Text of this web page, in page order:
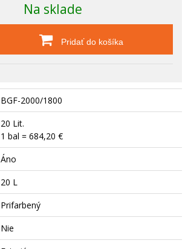
Na sklade
Pridať do košíka
BGF-2000/1800
20 Lit.
1 bal = 684,20 €
Áno
20 L
Prifarbený
Nie